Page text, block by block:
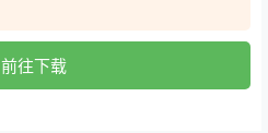
前往下载